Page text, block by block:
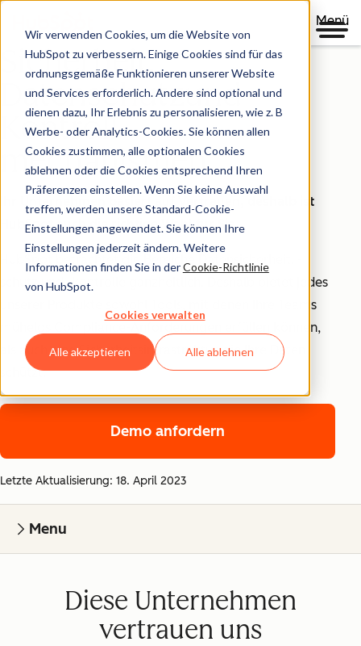
Wir verwenden Cookies, um die Website von
HubSpot zu verbessern. Einige Cookies sind für das
ordnungsgemäße Funktionieren unserer Website
und Services erforderlich. Andere sind optional und
dienen dazu, Ihr Erlebnis zu personalisieren, wie z. B
Werbe- oder Analytics-Cookies. Sie können allen
Cookies zustimmen, alle optionalen Cookies
ablehnen oder die Cookies entsprechend Ihren
Präferenzen einstellen. Wenn Sie keine Auswahl
treffen, werden unsere Standard-Cookie-
Einstellungen angewendet. Sie können Ihre
Einstellungen jederzeit ändern. Weitere
Informationen finden Sie in derCookie-Richtlinie
von HubSpot.
Cookies verwalten
Alle akzeptieren Alle ablehnen
Menü
Sicherheit,
Datenschutzund
Kontroll-
mechanismen
Ihr Unternehmen basiert auf Vertrauen, deshalb ist
HubSpot auch die richtige Wahl für Sie.
HubSpot betrachtet die Bereiche Datensicherheit, -
schutz und -kontrolle ganzheitlich. Deshalb bietet jedes
unserer Produkte sowohl Tools, mit denen Ihre Teams
mühelos Compliance-Anforderungen erfüllen können,
als auch eine Sicherheitsinfrastruktur, die Ihre Daten
schützt.
Demo anfordern
Letzte Aktualisierung: 18. April 2023
Menu
Diese Unternehmen
vertrauen uns